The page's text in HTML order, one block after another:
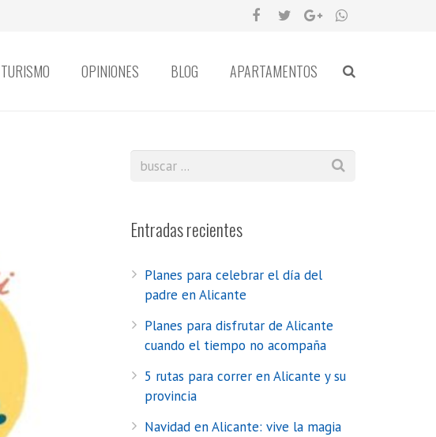
TURISMO OPINIONES BLOG APARTAMENTOS
Entradas recientes
Planes para celebrar el día del
padre en Alicante
Planes para disfrutar de Alicante
cuando el tiempo no acompaña
5 rutas para correr en Alicante y su
provincia
Navidad en Alicante: vive la magia